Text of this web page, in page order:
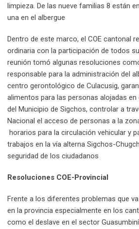
limpieza. De las nueve familias 8 están
una en el albergue
Dentro de este marco, el COE cantonal
ordinaria con la participación de todos
reunión tomó algunas resoluciones
responsable para la administración del
centro gerontológico de Culacusig,
alimentos para las personas alojadas en
del Municipio de Sigchos, controlar a
Nacional el acceso de personas a la
horarios para la circulación vehicular y
trabajos en la vía alterna Sigchos-
seguridad de los ciudadanos
Resoluciones COE-Provincial
Frente a los diferentes problemas que
en la provincia especialmente en los
como el deslave en el sector